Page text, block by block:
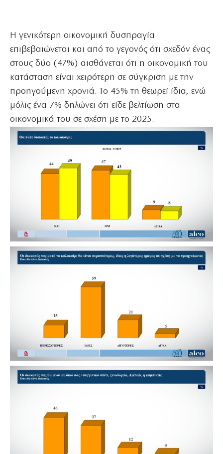
Η γενικότερη οικονομική δυσπραγία
επιβεβαιώνεται και από το γεγονός ότι σχεδόν ένας
στους δύο (47%) αισθάνεται ότι η οικονομική του
κατάσταση είναι χειρότερη σε σύγκριση με την
προηγούμενη χρονιά. Το 45% τη θεωρεί ίδια, ενώ
μόλις ένα 7% δηλώνει ότι είδε βελτίωση στα
οικονομικά του σε σχέση με το 2025.